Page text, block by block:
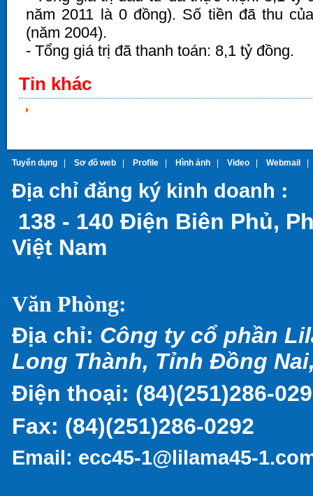
năm 2011 là 0 đồng). Số tiền đã thu
(năm 2004).
- Tổng giá trị đã thanh toán: 8,1 tỷ đồng.
Tin khác
Tuyển dụng Sơ đồ web Profile Hình ảnh Video Webmail
Địa chỉ đăng ký kinh doanh :
138 - 140 Điện Biên Phủ,
Việt Nam
Văn Phòng:
Địa chỉ: Công ty cổ phần
Long Thành, Tỉnh Đồng
Điện thoại: (84)(251)286-
Fax: (84)(251)286-0292
Email: ecc45-1@lilama45-